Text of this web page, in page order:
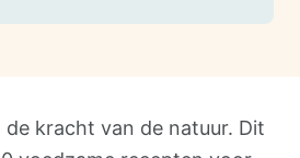
de kracht van de natuur. Dit